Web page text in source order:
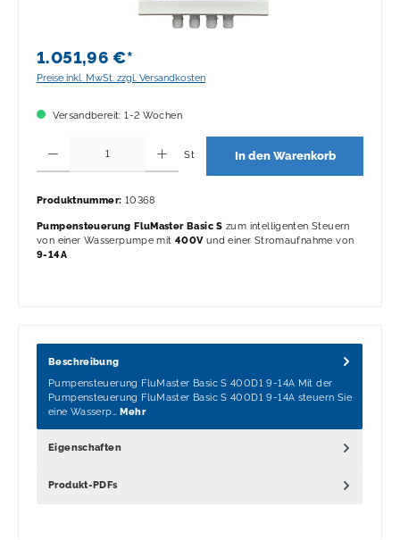
1.051,96 €*
Preise inkl. MwSt. zzgl. Versandkosten
Versandbereit: 1-2 Wochen
St In den Warenkorb
Produktnummer: 10368
Pumpensteuerung FluMaster Basic Szum intelligenten Steuern
von einer Wasserpumpe mit 400V und einer Stromaufnahme von
9-14A
Beschreibung
Pumpensteuerung FluMaster Basic S 400D1 9-14A Mit der
Pumpensteuerung FluMaster Basic S 400D1 9-14A steuern Sie
eine Wasserp…Mehr
Eigenschaften
Produkt-PDFs